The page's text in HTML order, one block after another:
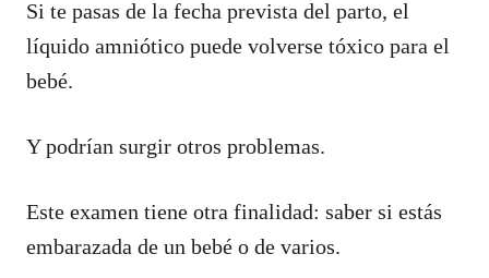
Si te pasas de la fecha prevista del parto, el
líquido amniótico puede volverse tóxico para el
bebé.
Y podrían surgir otros problemas.
Este examen tiene otra finalidad: saber si estás
embarazada de un bebé o de varios.